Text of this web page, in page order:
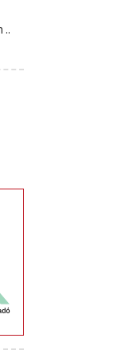
..